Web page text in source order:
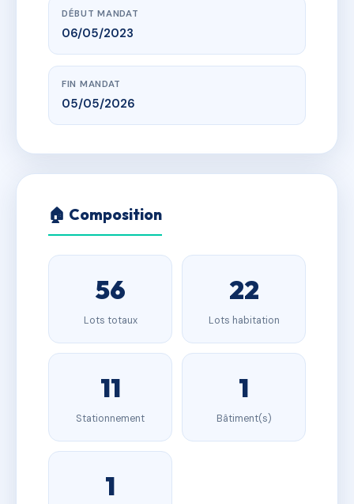
DÉBUT MANDAT
06/05/2023
FIN MANDAT
05/05/2026
🏠 Composition
56
Lots totaux
22
Lots habitation
11
Stationnement
1
Bâtiment(s)
1